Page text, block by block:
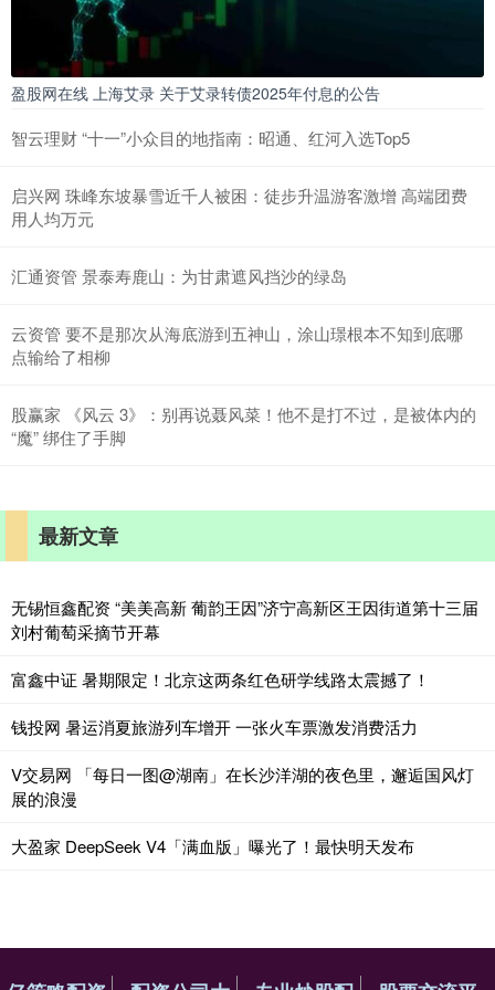
盈股网在线 上海艾录 关于艾录转债2025年付息的公告
智云理财 “十一”小众目的地指南：昭通、红河入选Top5
启兴网 珠峰东坡暴雪近千人被困：徒步升温游客激增 高端团费
用人均万元
汇通资管 景泰寿鹿山：为甘肃遮风挡沙的绿岛
云资管 要不是那次从海底游到五神山，涂山璟根本不知到底哪
点输给了相柳
股赢家 《风云 3》：别再说聂风菜！他不是打不过，是被体内的
“魔” 绑住了手脚
最新文章
无锡恒鑫配资 “美美高新 葡韵王因”济宁高新区王因街道第十三届
刘村葡萄采摘节开幕
富鑫中证 暑期限定！北京这两条红色研学线路太震撼了！
钱投网 暑运消夏旅游列车增开 一张火车票激发消费活力
V交易网 「每日一图@湖南」在长沙洋湖的夜色里，邂逅国风灯
展的浪漫
大盈家 DeepSeek V4「满血版」曝光了！最快明天发布